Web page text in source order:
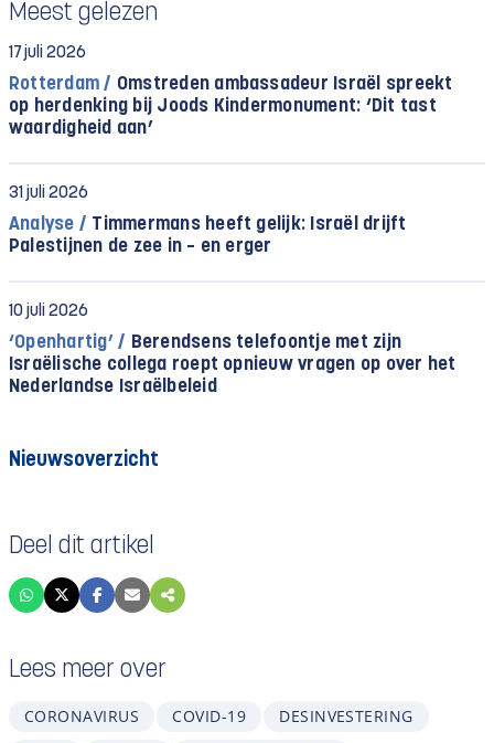
Meest gelezen
17 juli 2026
Rotterdam / Omstreden ambassadeur Israël spreekt
op herdenking bij Joods Kindermonument: ‘Dit tast
waardigheid aan’
31 juli 2026
Analyse / Timmermans heeft gelijk: Israël drijft
Palestijnen de zee in – en erger
10 juli 2026
‘Openhartig’ / Berendsens telefoontje met zijn
Israëlische collega roept opnieuw vragen op over het
Nederlandse Israëlbeleid
Nieuwsoverzicht
Deel dit artikel
Lees meer over
CORONAVIRUS COVID-19
DESINVESTERING